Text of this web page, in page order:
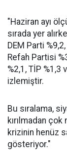
"Haziran ayı
sırada yer
DEM Parti
Refah Partisi
%2,1, TİP %1,3
izlemiştir.
Bu sıralama,
kırılmadan
krizinin henüz
gösteriyor."